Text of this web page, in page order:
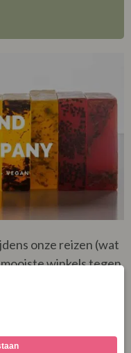
onze reizen (wat
winkels tegen.
spreekt,
en waar je méér
naar huis te gaan,
Schotland mee